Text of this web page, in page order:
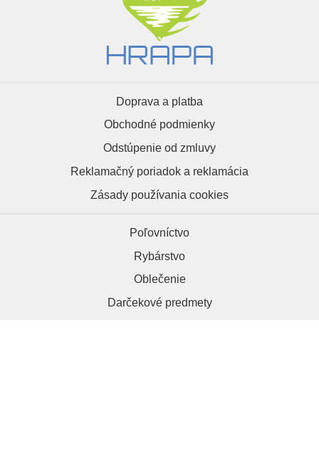
Doprava a platba
Obchodné podmienky
Odstúpenie od zmluvy
Reklamačný poriadok a reklamácia
Zásady používania cookies
Poľovníctvo
Rybárstvo
Oblečenie
Darčekové predmety